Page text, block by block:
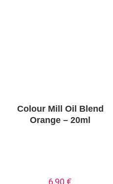
Colour Mill Oil Blend
Orange – 20ml
6,90 €